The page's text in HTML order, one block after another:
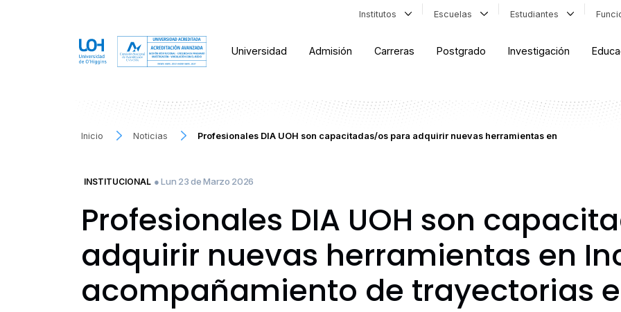
Institutos Escuelas Estudiantes
Universidad Admisión Carreras Postgrado Investigación
Inicio Noticias Profesionales DIA UOH son capacitadas/os para adquirir nuevas herramientas en
INSTITUCIONAL ● Lun 23 de Marzo 2026
Profesionales DIA UOH son
adquirir nuevas herramientas en
acompañamiento de trayectorias